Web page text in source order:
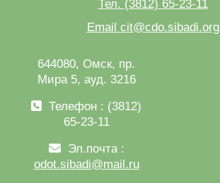
Тел. (3812) 65-23-11
Email cit@cdo.sibadi.org
644080, Омск, пр.
Мира 5, ауд. 3216
Телефон : (3812)
65-23-11
Эл.почта :
odot.sibadi@mail.ru